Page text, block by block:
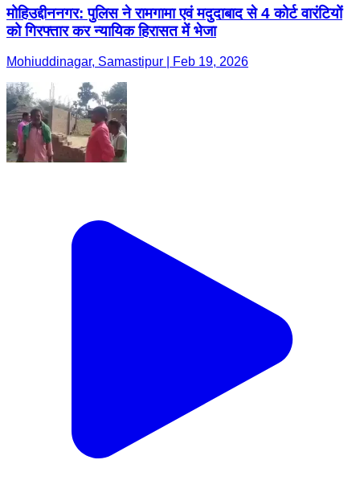
मोहिउद्दीननगर: पुलिस ने रामगामा एवं मदुदाबाद से 4 कोर्ट वारंटियों
को गिरफ्तार कर न्यायिक हिरासत में भेजा
Mohiuddinagar, Samastipur | Feb 19, 2026